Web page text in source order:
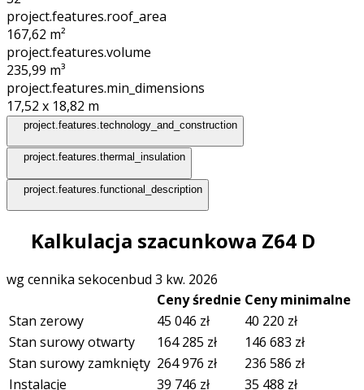
project.features.roof_area
167,62 m²
project.features.volume
235,99 m³
project.features.min_dimensions
17,52 x 18,82 m
project.features.technology_and_construction
project.features.thermal_insulation
project.features.functional_description
Kalkulacja szacunkowa Z64 D
wg cennika sekocenbud 3 kw. 2026
Ceny średnie Ceny minimalne
Stan zerowy
45 046 zł 40 220 zł
Stan surowy otwarty
164 285 zł 146 683 zł
Stan surowy zamknięty 264 976 zł 236 586 zł
Instalacje
39 746 zł 35 488 zł